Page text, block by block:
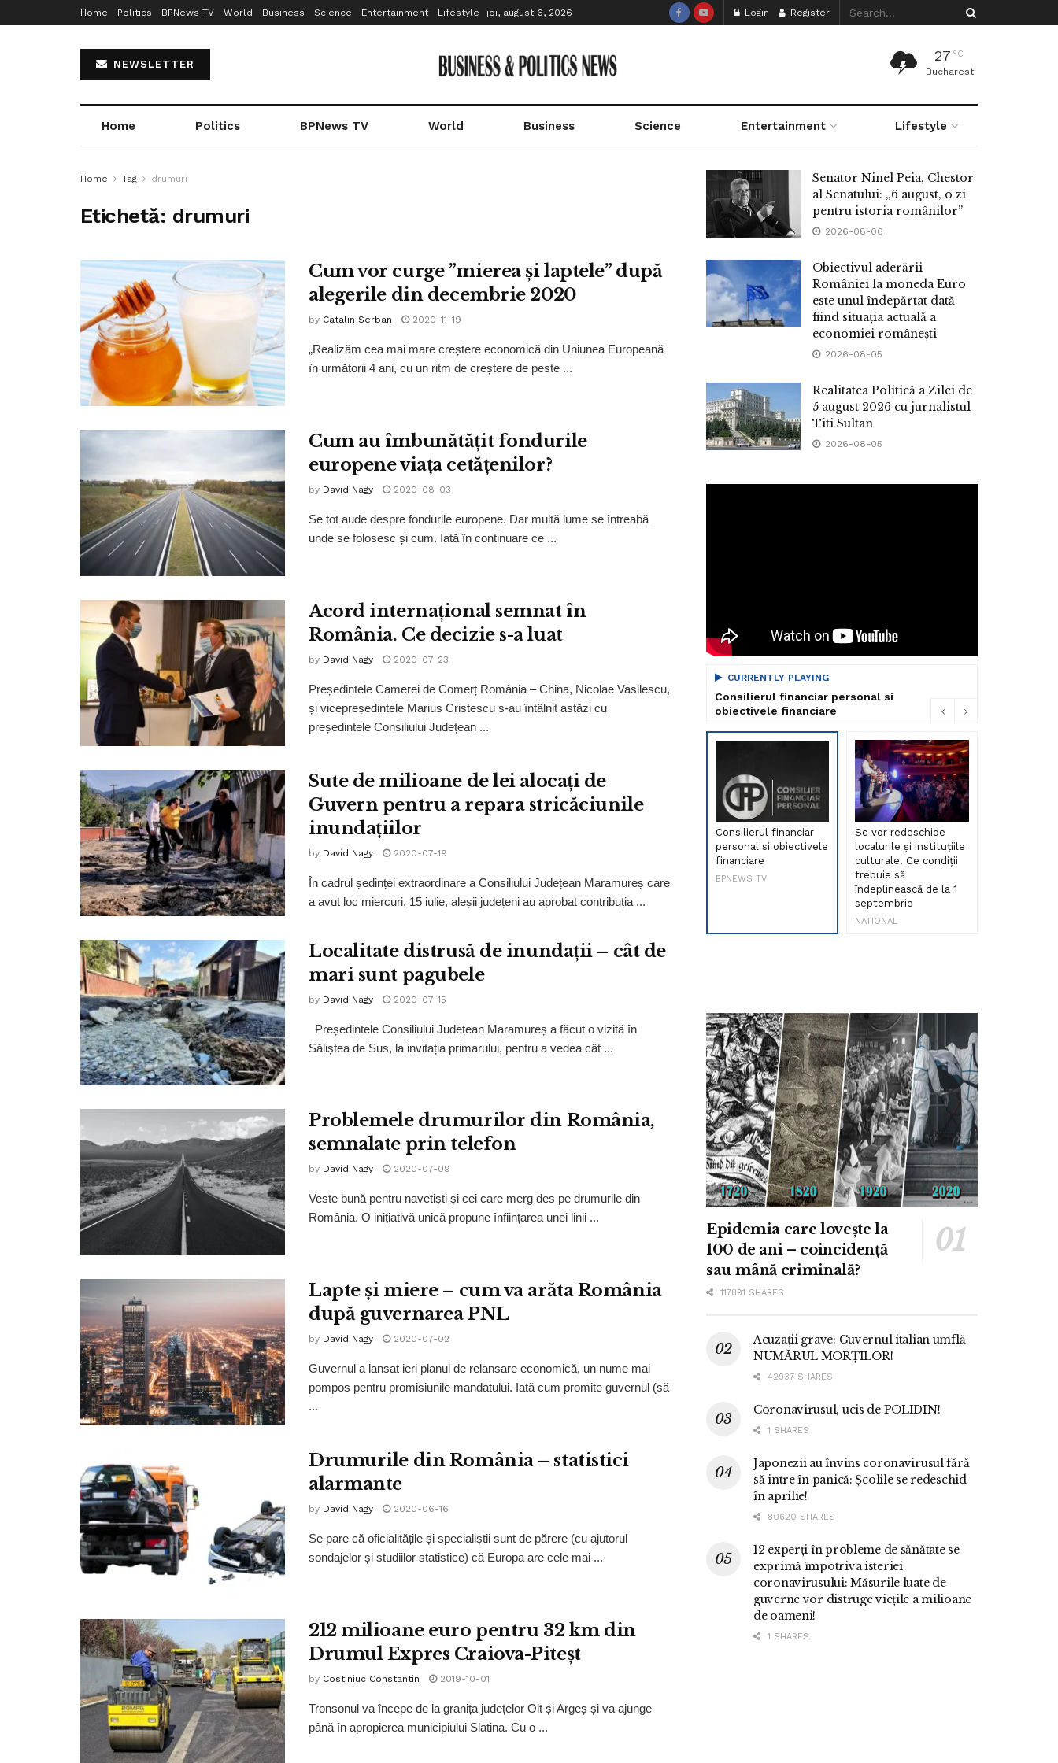
Home Politics BPNews TV World Business Science Entertainment Lifestyle joi, august 6, 2026 Login Register
NEWSLETTER
27 °C
Bucharest
Home Politics BPNews TV World Business Science Entertainment Lifestyle
Home Tag drumuri
Etichetă: drumuri
Cum vor curge ”mierea și laptele” după
alegerile din decembrie 2020
by Catalin Serban 2020-11-19
„Realizăm cea mai mare creștere economică din Uniunea Europeană
în următorii 4 ani, cu un ritm de creștere de peste ...
Cum au îmbunătățit fondurile
europene viața cetățenilor?
by David Nagy 2020-08-03
Se tot aude despre fondurile europene. Dar multă lume se întreabă
unde se folosesc și cum. Iată în continuare ce ...
Acord internațional semnat în
România. Ce decizie s-a luat
by David Nagy 2020-07-23
Președintele Camerei de Comerț România – China, Nicolae Vasilescu,
și vicepreședintele Marius Cristescu s-au întâlnit astăzi cu
președintele Consiliului Județean ...
Sute de milioane de lei alocați de
Guvern pentru a repara stricăciunile
inundațiilor
by David Nagy 2020-07-19
În cadrul ședinței extraordinare a Consiliului Județean Maramureș care
a avut loc miercuri, 15 iulie, aleșii județeni au aprobat contribuția ...
Localitate distrusă de inundații – cât de
mari sunt pagubele
by David Nagy 2020-07-15
Președintele Consiliului Județean Maramureș a făcut o vizită în
Săliștea de Sus, la invitația primarului, pentru a vedea cât ...
Problemele drumurilor din România,
semnalate prin telefon
by David Nagy 2020-07-09
Veste bună pentru navetiști și cei care merg des pe drumurile din
România. O inițiativă unică propune înființarea unei linii ...
Lapte și miere – cum va arăta România
după guvernarea PNL
by David Nagy 2020-07-02
Guvernul a lansat ieri planul de relansare economică, un nume mai
pompos pentru promisiunile mandatului. Iată cum promite guvernul (să
...
Drumurile din România – statistici
alarmante
by David Nagy 2020-06-16
Se pare că oficialitățile și specialiștii sunt de părere (cu ajutorul
sondajelor și studiilor statistice) că Europa are cele mai ...
212 milioane euro pentru 32 km din
Drumul Expres Craiova-Piteșt
by Costiniuc Constantin 2019-10-01
Tronsonul va începe de la granița județelor Olt și Argeș și va ajunge
până în apropierea municipiului Slatina. Cu o ...
Senator Ninel Peia, Chestor
al Senatului: „6 august, o zi
pentru istoria românilor”
2026-08-06
Obiectivul aderării
României la moneda Euro
este unul îndepărtat dată
fiind situația actuală a
economiei românești
2026-08-05
Realitatea Politică a Zilei de
5 august 2026 cu jurnalistul
Titi Sultan
2026-08-05
CURRENTLY PLAYING
Consilierul financiar personal si
obiectivele financiare
Consilierul financiar
personal si obiectivele
financiare
BPNEWS TV
Se vor redeschide
localurile și instituțiile
culturale. Ce condiții
trebuie să
îndeplinească de la 1
septembrie
NATIONAL
Epidemia care lovește la
100 de ani – coincidență
sau mână criminală?
117891 SHARES
Acuzații grave: Guvernul italian umflă
NUMĂRUL MORȚILOR!
42937 SHARES
Coronavirusul, ucis de POLIDIN!
1 SHARES
Japonezii au învins coronavirusul fără
să intre în panică: Școlile se redeschid
în aprilie!
80620 SHARES
12 experți în probleme de sănătate se
exprimă împotriva isteriei
coronavirusului: Măsurile luate de
guverne vor distruge viețile a milioane
de oameni!
1 SHARES